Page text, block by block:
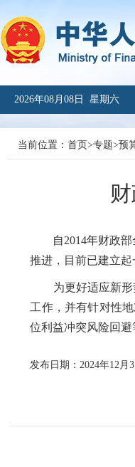
2026年08月08日 星期六
当前位置： 首页>专题>预
自2014年财政
推进，目前已建立
为更好适应新
工作，并有针对性
位利益冲突风险回避
发布日期：2024年12月